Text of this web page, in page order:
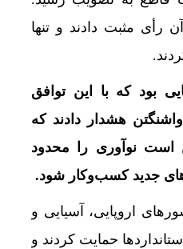
به آن رأی مثبت دادند و تنها
بود که با این توافق
هشدار دادند که
است نوآوری را محدود
جدید کسب‌وکار شود.
اروپایی، آسیایی و
حمایت کردند و